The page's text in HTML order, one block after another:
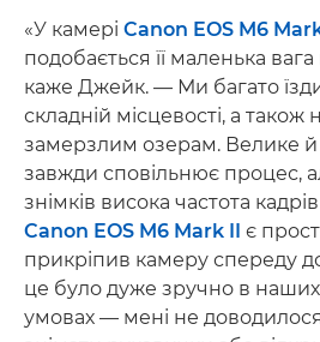
«У камері Canon EOS M6
подобається її маленька
каже Джейк. — Ми багато
складній місцевості, а також
замерзлим озерам. Велике
завжди сповільнює процес,
знімків висока частота
Canon EOS M6 Mark II є
прикріпив камеру спереду
це було дуже зручно в
умовах — мені не